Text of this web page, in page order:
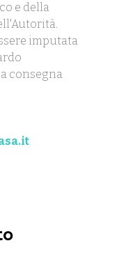
e della
imputata
consegna